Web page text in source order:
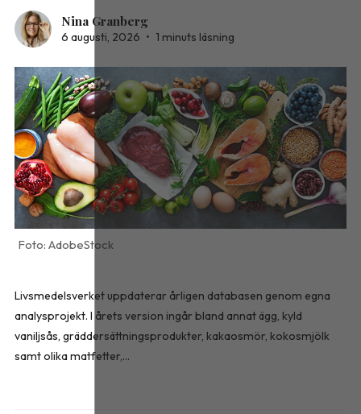
Nina Granberg
6 augusti, 2026 • 1 minuts läsning
AdobeStock
Livsmedelsverket uppdaterar årligen databasen genom egna
analysprojekt. I årets version ingår bland annat ägg, kyld
vaniljsås, gräddersättningsprodukter, kakaosmör, kokosmjölk
samt olika matfetter,...